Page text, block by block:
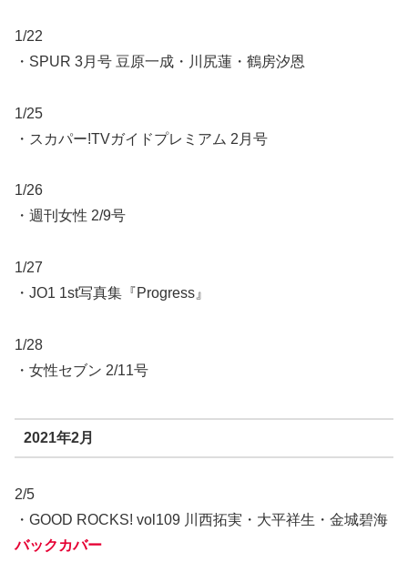
1/22
・SPUR 3月号 豆原一成・川尻蓮・鶴房汐恩
1/25
・スカパー!TVガイドプレミアム 2月号
1/26
・週刊女性 2/9号
1/27
・JO1 1st写真集『Progress』
1/28
・女性セブン 2/11号
2021年2月
2/5
・GOOD ROCKS! vol109 川西拓実・大平祥生・金城碧海
バックカバー